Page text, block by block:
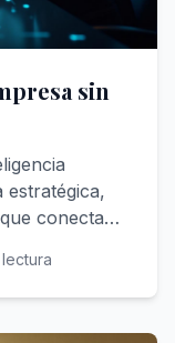
sin
estratégica,
conecta